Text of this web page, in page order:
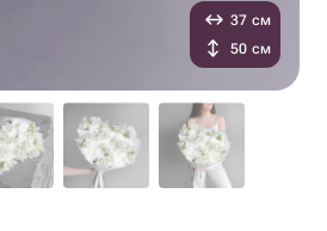
37 см
50 см